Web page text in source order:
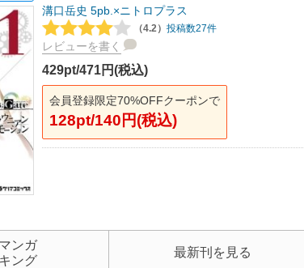
溝口岳史 5pb.×ニトロプラス
（4.2） 投稿数27件
レビューを書く
429pt/471円(税込)
会員登録限定70%OFFクーポンで
128pt/140円(税込)
ンガ
ング
最新刊を見る